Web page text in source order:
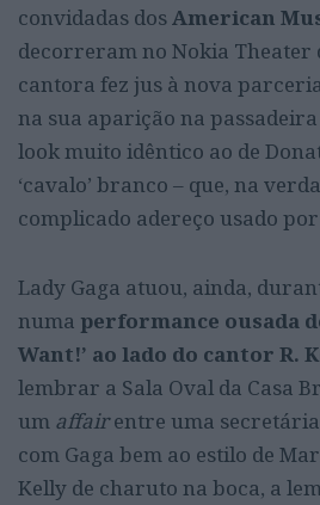
convidadas dosAmerican
decorreram no Nokia Theater
cantora fez jus à nova
na sua aparição na
look muito idêntico ao de
‘cavalo’ branco – que, na
complicado adereço usado por
Lady Gaga atuou, ainda,
numa performance ousada
Want!’ ao lado do cantor R.
lembrar a Sala Oval da Casa
um affairentre uma secretária
com Gaga bem ao estilo de
Kelly de charuto na boca, a